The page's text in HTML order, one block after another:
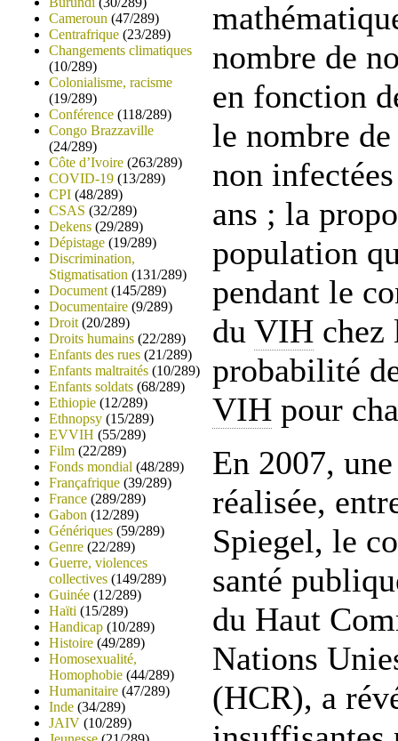
Cameroun (47/289)
Centrafrique (23/289)
Changements climatiques
(10/289)
Colonialisme, racisme
(19/289)
Conférence (118/289)
Congo Brazzaville
(24/289)
Côte d’Ivoire (263/289)
COVID-19 (13/289)
CPI (48/289)
CSAS (32/289)
Dekens (29/289)
Dépistage (19/289)
Discrimination,
Stigmatisation (131/289)
Document (145/289)
Documentaire (9/289)
Droit (20/289)
Droits humains (22/289)
Enfants des rues (21/289)
Enfants maltraités (10/289)
Enfants soldats (68/289)
Ethiopie (12/289)
Ethnopsy (15/289)
EVVIH (55/289)
Film (22/289)
Fonds mondial (48/289)
Françafrique (39/289)
France (289/289)
Gabon (12/289)
Génériques (59/289)
Genre (22/289)
Guerre, violences
collectives (149/289)
Guinée (12/289)
Haïti (15/289)
Handicap (10/289)
Histoire (49/289)
Homosexualité,
Homophobie (44/289)
Humanitaire (47/289)
Inde (34/289)
JAIV (10/289)
nombre de
en fonction
le nombre
non
ans ; la
population
pendant le
du VIH chez
probabilité
VIH pour
En 2007,
réalisée,
Spiegel, le
santé
du Haut
Nations
(HCR), a